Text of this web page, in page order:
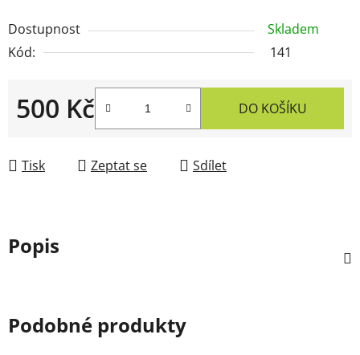
Dostupnost
Skladem
Kód:
141
500 Kč DO KOŠÍKU
Tisk Zeptat se Sdílet
Popis
Podobné produkty